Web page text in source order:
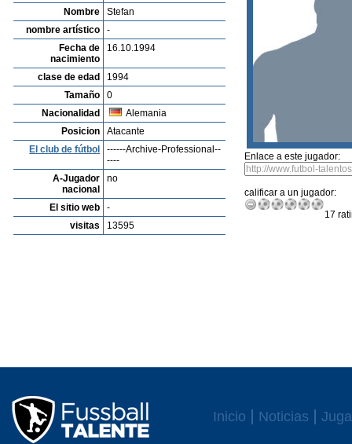
Nombre
Stefan
nombre artístico
-
Fecha de
nacimiento
16.10.1994
clase de edad
1994
Tamaño
0
Nacionalidad
Alemania
Posicion
Atacante
El club de fútbol
------Archive-Professional--
----
A-Jugador
nacional
no
El sitio web
-
visitas
13595
Enlace a este jugador:
calificar a un jugador:
17
Inicio Noticias